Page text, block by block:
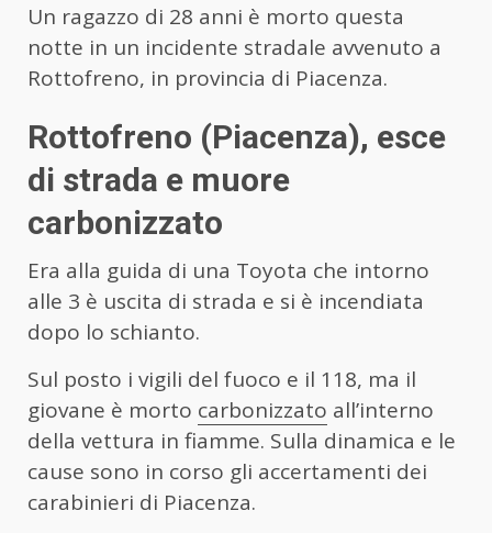
Un ragazzo di 28 anni è morto questa
notte in un incidente stradale avvenuto a
Rottofreno, in provincia di Piacenza.
Rottofreno (Piacenza), esce
di strada e muore
carbonizzato
Era alla guida di una Toyota che intorno
alle 3 è uscita di strada e si è incendiata
dopo lo schianto.
Sul posto i vigili del fuoco e il 118, ma il
giovane è morto carbonizzato all’interno
della vettura in fiamme. Sulla dinamica e le
cause sono in corso gli accertamenti dei
carabinieri di Piacenza.